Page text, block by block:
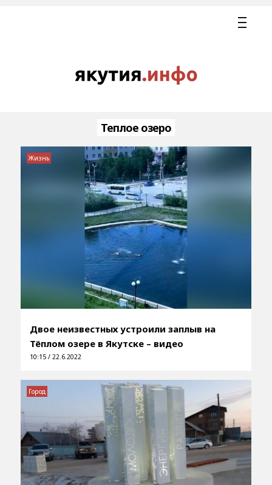
Теплое озеро
Двое неизвестных устроили заплыв на
Тёплом озере в Якутске – видео
10:15 / 22.6.2022
Жизнь
Город